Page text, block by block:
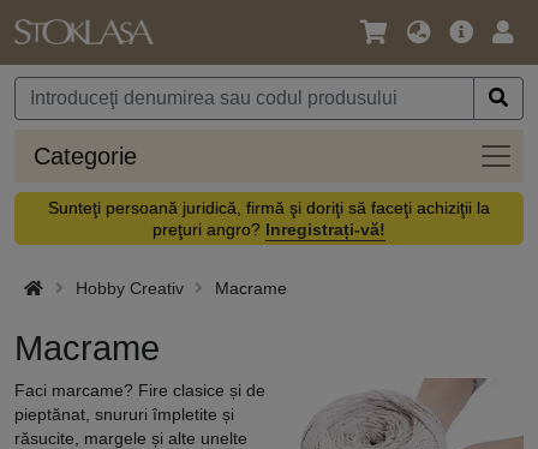
Limbă
Monedă
Meniul
Categorie
Sunteţi persoană juridică, firmă şi doriţi să faceţi achiziţii la
preţuri angro? Inregistrați-vă!
Hobby Creativ Macrame
Macrame
Faci marcame? Fire clasice și de
pieptănat, snururi împletite și
răsucite, margele și alte unelte